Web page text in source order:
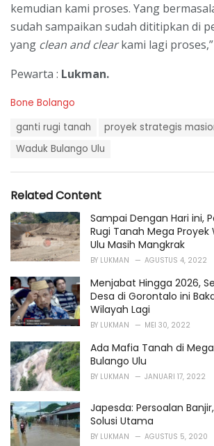
kemudian kami proses. Yang
sudah sampaikan sudah dititipkan di
yang clean and clearkami lagi
Pewarta : Lukman.
C
i
e
s
:
Bone Bolango
ganti rugi tanah
proyek strategis
Waduk Bulango Ulu
Related Content
Sampai Dengan Hari ini,
Rugi Tanah Mega Proyek
Ulu Masih Mangkrak
BY LUKMAN AGUSTUS 4, 2022
Menjabat Hingga 2026,
Desa di Gorontalo ini
Wilayah Lagi
BY LUKMAN MEI 30, 2022
Ada Mafia Tanah di
Bulango Ulu
BY LUKMAN JANUARI 17, 2022
Japesda: Persoalan
Solusi Utama
BY LUKMAN AGUSTUS 5, 2020